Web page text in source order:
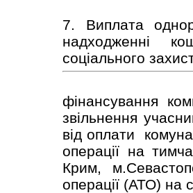
7. Виплата
надходженні
соціального
фінансування
звільнення
від оплати
операції на
Крим,
операції (АТО) на